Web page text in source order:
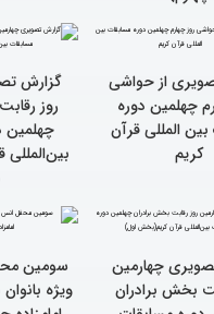
چهارمین
بخش برادران
قرآن کریم(بخش
چهارم)
روز
چهلمین